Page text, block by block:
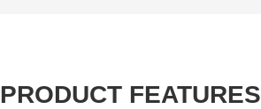
PRODUCT FEATURES